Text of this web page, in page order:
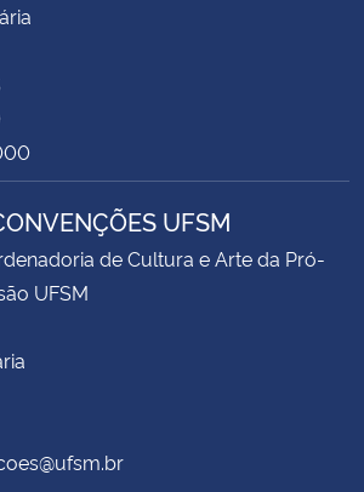
UFSM
de Cultura e Arte da Pró-
UFSM